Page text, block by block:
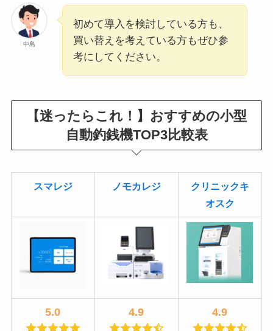
中島
初めて導入を検討している方も、
買い替えを考えている方もぜひ参
考にしてください。
【迷ったらこれ！】おすすめの小型
自動釣銭機TOP3比較表
スマレジ ノモカレジ
クリニックキ
オスク
5.0 4.9 4.9